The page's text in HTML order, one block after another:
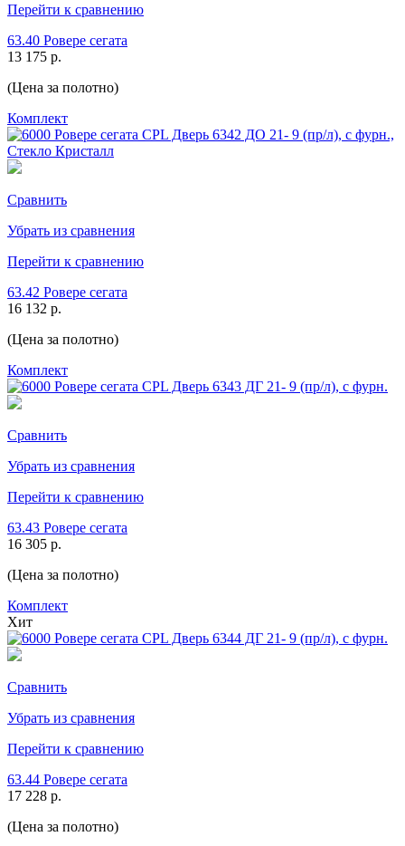
Перейти к сравнению
63.40 Ровере сегата
13 175 р.
(Цена за полотно)
Комплект
Сравнить
Убрать из сравнения
Перейти к сравнению
63.42 Ровере сегата
16 132 р.
(Цена за полотно)
Комплект
Сравнить
Убрать из сравнения
Перейти к сравнению
63.43 Ровере сегата
16 305 р.
(Цена за полотно)
Комплект
Хит
Сравнить
Убрать из сравнения
Перейти к сравнению
63.44 Ровере сегата
17 228 р.
(Цена за полотно)